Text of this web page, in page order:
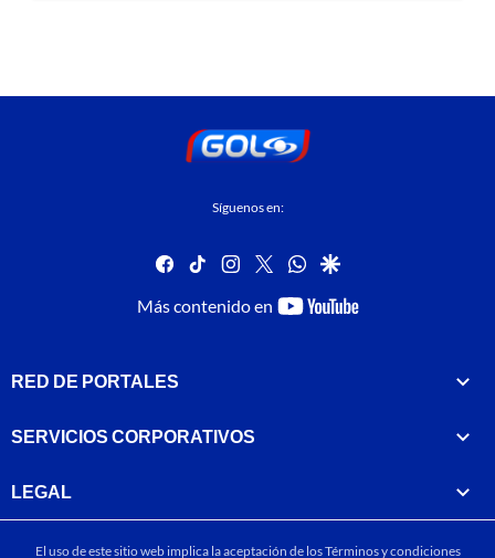
Síguenos en:
facebook
tiktok instagram
twitterwhatsapp
google
Más contenido en
youtube-
RED DE PORTALES
SERVICIOS CORPORATIVOS
LEGAL
El uso de este sitio web implica la aceptación de losTérminos y condiciones